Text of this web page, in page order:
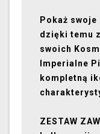
Pokaż
dzięki temu
swoich
Imperialne
kompletną
ZESTAW